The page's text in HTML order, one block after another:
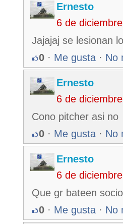
Ernesto
6 de
Jajajaj se lesionan
0 · Me gusta · No
Ernesto
6 de
Cono pitcher asi no
0 · Me gusta · No
Ernesto
6 de
Que gr bateen
0 · Me gusta · No